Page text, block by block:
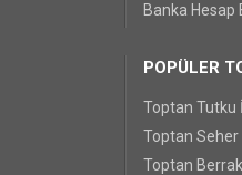
Banka Hesap
POPÜLER
Toptan Tutku
Toptan Seher
Toptan